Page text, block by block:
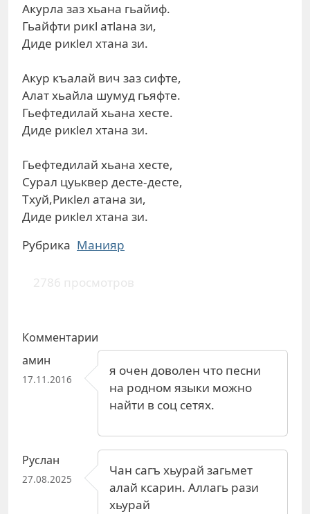
Акурла заз хьана гьайиф.
Гьайфти рикl атlана зи,
Диде рикlел хтана зи.
Акур къалай вич заз сифте,
Алат хьайла шумуд гьяфте.
Гьефтедилай хьана хесте.
Диде рикlел хтана зи.
Гьефтедилай хьана хесте,
Сурал цуьквер десте-десте,
Тхуй,Рикlел атана зи,
Диде рикlел хтана зи.
Рубрика Манияр
2786 просмотров
Комментарии
амин
17.11.2016
я очен доволен что песни
на родном языки можно
найти в соц сетях.
Руслан
27.08.2025
Чан сагъ хьурай загьмет
алай ксарин. Аллагь рази
хьурай